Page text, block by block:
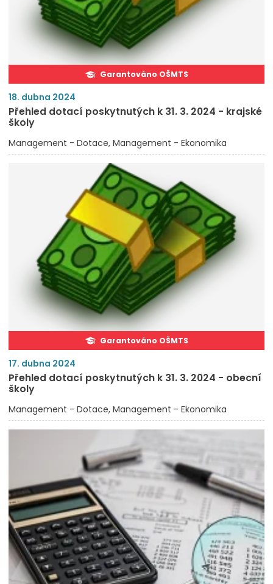
Garantováno OŠMTS
18. dubna 2024
Přehled dotací poskytnutých k 31. 3. 2024 - krajské
školy
Management - Dotace Management - Ekonomika
Garantováno OŠMTS
17. dubna 2024
Přehled dotací poskytnutých k 31. 3. 2024 - obecní
školy
Management - Dotace Management - Ekonomika